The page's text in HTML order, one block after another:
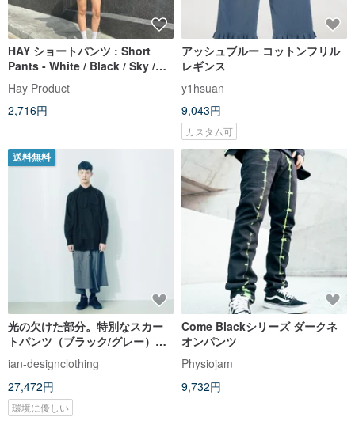
HAY ショートパンツ : Short
Pants - White / Black / Sky /
Cream (woman/unisex)
Hay Product
2,716円
アッシュブルー コットンフリル
レギンス
y1hsuan
9,043円
カスタム可
送料無料
光の欠けた部分。特別なスカー
トパンツ（ブラック/グレー）オ
ーガニックコットン＆リサイク
ル
ian-designclothing
27,472円
環境に優しい
Come Blackシリーズ ダークネ
オンパンツ
Physiojam
9,732円